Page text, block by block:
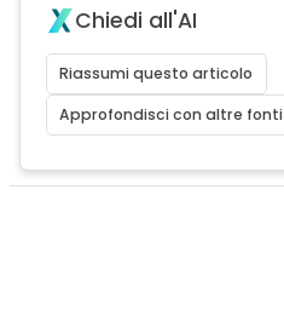
Chiedi all'AI
Riassumi questo articolo
Approfondisci con altre fonti